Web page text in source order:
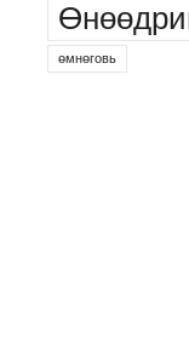
өмнөговь